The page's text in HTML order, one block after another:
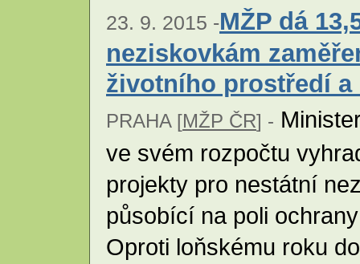
23. 9. 2015 -MŽP dá
neziskovkám
životního prostředí
PRAHA [MŽP ČR] -
ve svém rozpočtu
projekty pro nestátní
působící na poli
Oproti loňskému roku